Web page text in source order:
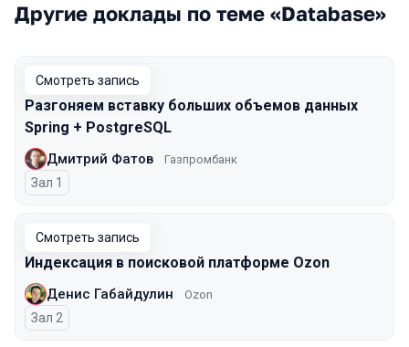
Другие доклады по теме «Database»
Смотреть запись
Разгоняем вставку больших объемов данных
Spring + PostgreSQL
Дмитрий Фатов Газпромбанк
Зал 1
Смотреть запись
Индексация в поисковой платформе Ozon
Денис Габайдулин Ozon
Зал 2